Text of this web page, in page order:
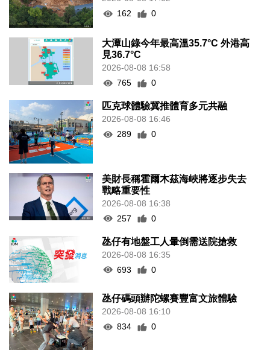
162
0
大潭山錄今年最高溫35.7°C 外港高
見36.7°C
2026-08-08 16:58
765
0
匹克球體驗冀推體育多元共融
2026-08-08 16:46
289
0
美財長稱霍爾木茲海峽將逐步失去
戰略重要性
2026-08-08 16:38
257
0
氹仔有地盤工人暈倒需送院搶救
2026-08-08 16:35
693
0
氹仔碼頭辦陀螺賽豐富文旅體驗
2026-08-08 16:10
834
0